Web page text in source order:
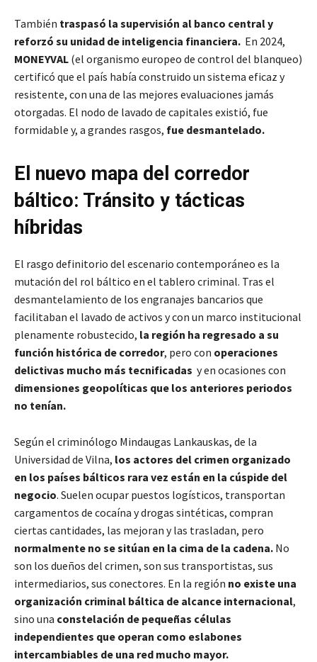
También traspasó la supervisión al banco central y
reforzó su unidad de inteligencia financiera. En 2024,
MONEYVAL (el organismo europeo de control del blanqueo)
certificó que el país había construido un sistema eficaz y
resistente, con una de las mejores evaluaciones jamás
otorgadas. El nodo de lavado de capitales existió, fue
formidable y, a grandes rasgos, fue desmantelado.
El nuevo mapa del corredor
báltico: Tránsito y tácticas
híbridas
El rasgo definitorio del escenario contemporáneo es la
mutación del rol báltico en el tablero criminal. Tras el
desmantelamiento de los engranajes bancarios que
facilitaban el lavado de activos y con un marco institucional
plenamente robustecido, la región ha regresado a su
función histórica de corredor, pero con operaciones
delictivas mucho más tecnificadas y en ocasiones con
dimensiones geopolíticas que los anteriores periodos
no tenían.
Según el criminólogo Mindaugas Lankauskas, de la
Universidad de Vilna, los actores del crimen organizado
en los países bálticos rara vez están en la cúspide del
negocio. Suelen ocupar puestos logísticos, transportan
cargamentos de cocaína y drogas sintéticas, compran
ciertas cantidades, las mejoran y las trasladan, pero
normalmente no se sitúan en la cima de la cadena. No
son los dueños del crimen, son sus transportistas, sus
intermediarios, sus conectores. En la región no existe una
organización criminal báltica de alcance internacional,
sino una constelación de pequeñas células
independientes que operan como eslabones
intercambiables de una red mucho mayor.